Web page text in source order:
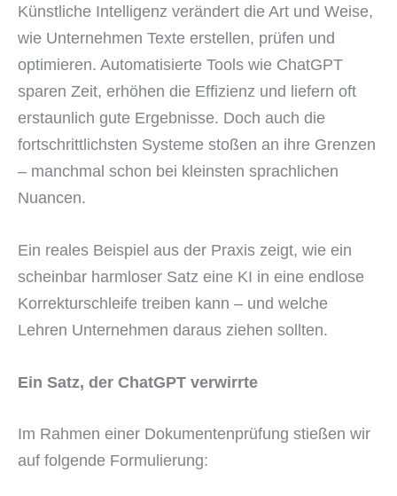
Künstliche Intelligenz verändert die Art und Weise,
wie Unternehmen Texte erstellen, prüfen und
optimieren. Automatisierte Tools wie ChatGPT
sparen Zeit, erhöhen die Effizienz und liefern oft
erstaunlich gute Ergebnisse. Doch auch die
fortschrittlichsten Systeme stoßen an ihre Grenzen
– manchmal schon bei kleinsten sprachlichen
Nuancen.
Ein reales Beispiel aus der Praxis zeigt, wie ein
scheinbar harmloser Satz eine KI in eine endlose
Korrekturschleife treiben kann – und welche
Lehren Unternehmen daraus ziehen sollten.
Ein Satz, der ChatGPT verwirrte
Im Rahmen einer Dokumentenprüfung stießen wir
auf folgende Formulierung: